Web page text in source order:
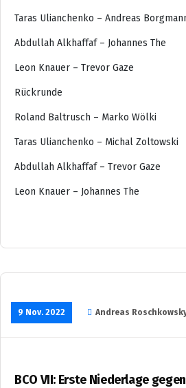
Taras Ulianchenko – Andreas
Abdullah Alkhaffaf –
Leon Knauer –
Rückrunde
Roland Baltrusch –
Taras Ulianchenko – Michal
Abdullah Alkhaffaf –
Leon Knauer –
9 Nov. 2022 Andreas
BCO VII: Erste Niederlage